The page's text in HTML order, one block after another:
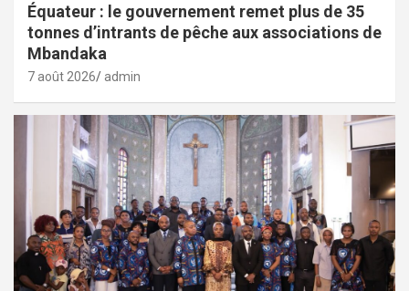
Équateur : le gouvernement remet plus de 35
tonnes d’intrants de pêche aux associations de
Mbandaka
7 août 2026 admin